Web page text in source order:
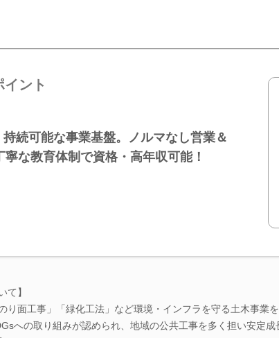
イント
続可能な事業基盤。ノルマなし営業＆
な教育体制で資格・高年収可能！
て】
り面工事」「緑化工法」など環境・インフラを守る土木事業
への取り組みが認められ、地域の公共工事を多く担い安定成